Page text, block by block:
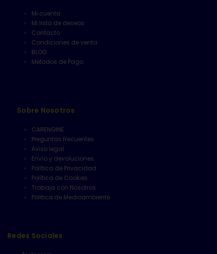
Mi cuenta
Mi lista de deseos
Contacto
Condiciones de venta
BLOG
Metodos de Pago
Sobre Nosotros
CARENGINE
Preguntas frecuentes
Aviso legal
Envío y devoluciones
Política de Privacidad
Política de Cookies
Trabaja con Nosotros
Politica de Medioambiente
Redes Sociales